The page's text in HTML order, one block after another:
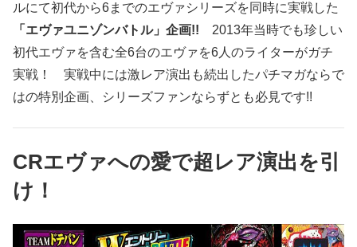
ルにて初代から6までのエヴァシリーズを同時に実戦した
「エヴァユニゾンバトル」企画!! 2013年当時でも珍しい
初代エヴァを含む全6台のエヴァを6人のライターがガチ
実戦！ 実戦中には激レア演出も続出したパチマガならで
はの特別企画、シリーズファンならずとも必見です!!
CRエヴァへの愛で超レア演出を引
け！